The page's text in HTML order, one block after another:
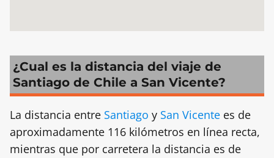
¿Cual es la distancia del viaje de
Santiago de Chile a San Vicente?
La distancia entre Santiago y San Vicente es de
aproximadamente 116 kilómetros en línea recta,
mientras que por carretera la distancia es de